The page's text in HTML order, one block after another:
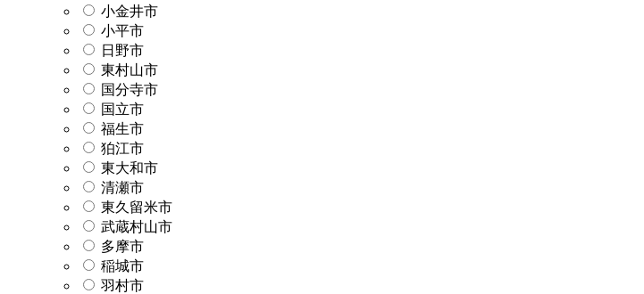
小金井市
小平市
日野市
東村山市
国分寺市
国立市
福生市
狛江市
東大和市
清瀬市
東久留米市
武蔵村山市
多摩市
稲城市
羽村市